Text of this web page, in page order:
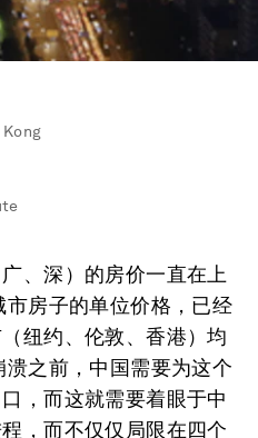
、深）的房价一直在上
房子的单位价格，已经
纽约、伦敦、香港）均
之前，中国需要为这个
，而这就需要着眼于中
，而不仅仅局限在四个